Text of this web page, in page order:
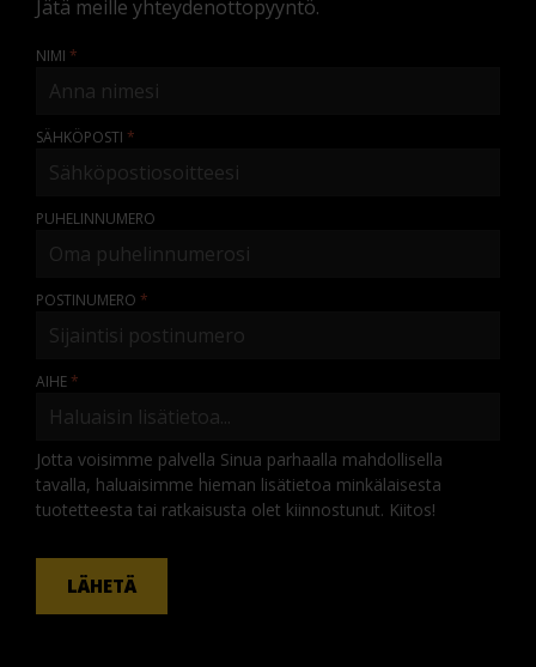
Jätä meille yhteydenottopyyntö.
NIMI
SÄHKÖPOSTI
PUHELINNUMERO
POSTINUMERO
AIHE
Jotta voisimme palvella Sinua parhaalla mahdollisella
tavalla, haluaisimme hieman lisätietoa minkälaisesta
tuotetteesta tai ratkaisusta olet kiinnostunut. Kiitos!
KOMMENTTI
LÄHETÄ